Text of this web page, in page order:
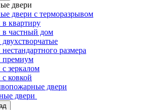
двери
двери с терморазрывом
квартиру
в частный дом
размера
премиум
зеркалом
ковкой
двери
двери